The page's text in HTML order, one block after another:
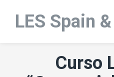
LES Spain
Curso